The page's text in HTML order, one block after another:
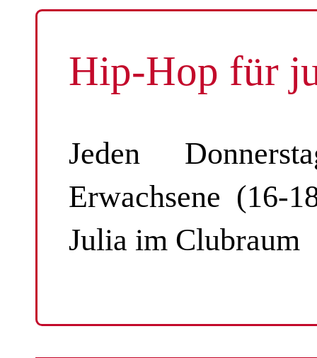
Hip-Hop für
Jeden
Erwachsene (16-
Julia im Clubraum